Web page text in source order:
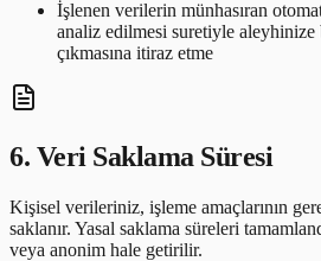
İşlenen verilerin münhasıran
analiz edilmesi suretiyle aleyhinize
çıkmasına itiraz etme
6. Veri Saklama Süresi
Kişisel verileriniz, işleme amaçlarının
saklanır. Yasal saklama süreleri
veya anonim hale getirilir.